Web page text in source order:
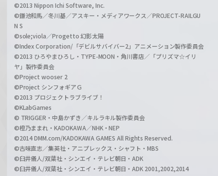
©2013 Nippon Ichi Software, Inc.
©鎌池和馬／冬川基／アスキー・メディアワークス／PROJECT-RAILGU
N S
©sole;viola／Progetto 幻影太陽
©Index Corporation/「デビルサバイバー2」アニメーション製作委員会
©2013 ひろやまひろし・TYPE-MOON・角川書店／「プリズマ☆イリ
ヤ」製作委員会
©Project wooser 2
©Project シンフォギアＧ
©2013 プロジェクトラブライブ！
©KLabGames
© TRIGGER・中島かずき／キルラキル製作委員会
©橙乃ままれ・KADOKAWA／NHK・NEP
©2014 DMM.com/KADOKAWA GAMES All Rights Reserved.
©古味直志／集英社・アニプレックス・シャフト・MBS
©臼井儀人/双葉社・シンエイ・テレビ朝日・ADK
©臼井儀人/双葉社・シンエイ・テレビ朝日・ADK 2001,2002,2014